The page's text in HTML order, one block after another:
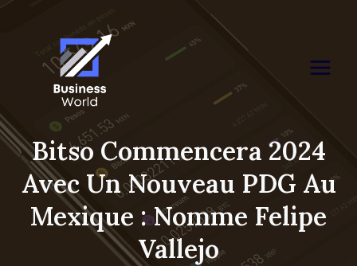
Skip
Bitso Commencera 2024
Avec Un Nouveau PDG Au
Mexique : Nomme Felipe
Vallejo